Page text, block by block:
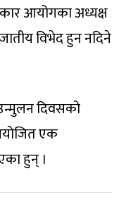
आयोगका अध्यक्ष
विभेद हुन नदिने
दिवसको
एक
हुन् ।